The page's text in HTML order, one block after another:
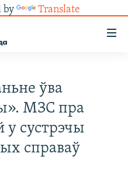
by Translate
ўва
МЗС пра
у сустрэчы
справаў